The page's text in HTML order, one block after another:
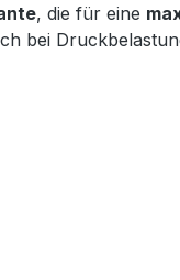
, die für eine
bei